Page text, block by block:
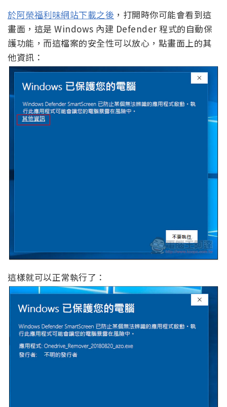
於阿榮福利味網站下載之後 ，打開時你可能會看到這
畫面，這是 Windows 內建 Defender 程式的自動保
護功能，而這檔案的安全性可以放心，點畫面上的其
他資訊：
這樣就可以正常執行了：